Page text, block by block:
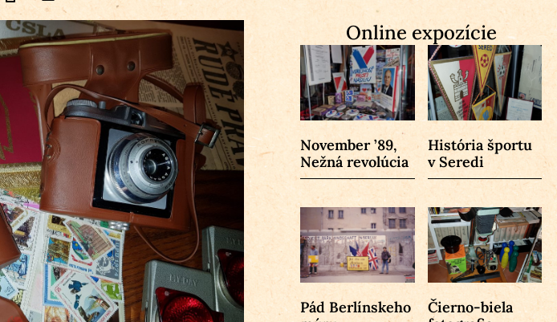
Online expozície
November ’89,
Nežná revolúcia
História športu
v Seredi
Pád Berlínskeho
Čierno-biela